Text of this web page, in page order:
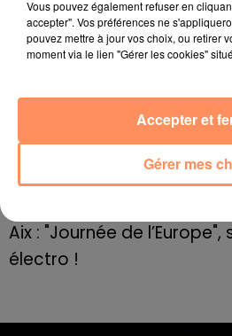
10 mai 2022
Cassis organise sa
10 mai 2022
8 mai 2022
Le rappeur marseillais
E=M6
Aix : "Journée de
électro !
Vous pouvez également refuser en
accepter". Vos préférences ne
pouvez mettre à jour vos choix, ou retirer
moment via le lien "Gérer les cookies"
Gérer mes
Accepter et